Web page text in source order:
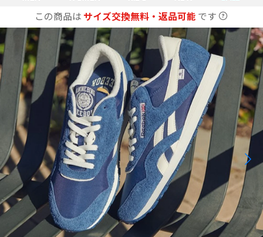
この商品は サイズ交換無料・返品可能 です